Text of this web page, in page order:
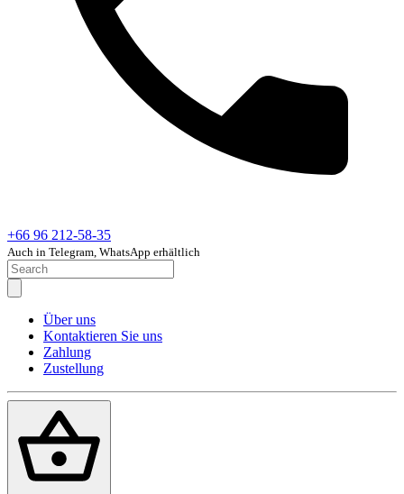
+66 96 212-58-35
Auch in Telegram, WhatsApp erhältlich
Über uns
Kontaktieren Sie uns
Zahlung
Zustellung